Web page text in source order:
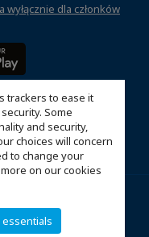
trackers to ease it
Some
and security,
choices will concern
to change your
on our cookies
essentials
dla członków